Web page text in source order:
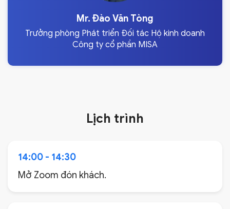
Mr. Đào Văn Tòng
Trưởng phòng Phát triển Đối tác Hộ kinh doanh
Công ty cổ phần MISA
Lịch trình
14:00 - 14:30
Mở Zoom đón khách.